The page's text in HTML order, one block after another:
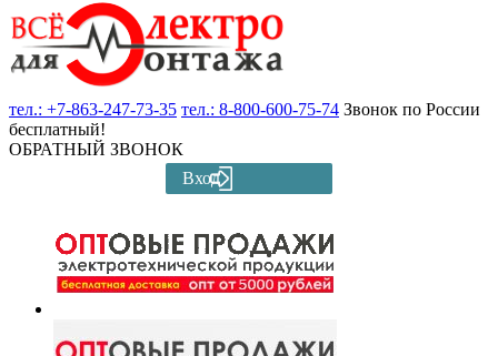
тел.: +7-863-247-73-35 тел.: 8-800-600-75-74 Звонок по России
бесплатный!
ОБРАТНЫЙ ЗВОНОК
Вход